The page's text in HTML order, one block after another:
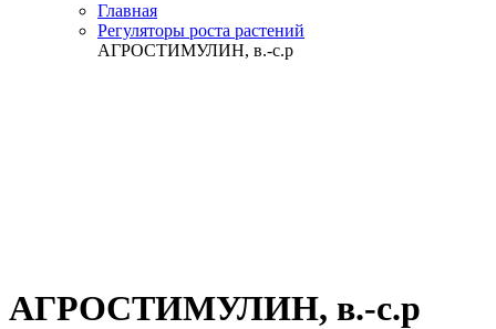
Главная
Регуляторы роста растений
АГРОСТИМУЛИН, в.-с.р
АГРОСТИМУЛИН, в.-с.р